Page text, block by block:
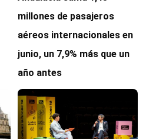
millones de pasajeros
aéreos internacionales en
junio, un 7,9% más que un
año antes